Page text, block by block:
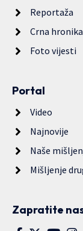
Reportaža
Crna hronika
Foto vijesti
Portal
Video
Najnovije
Naše
Mišljenje
Zapratite